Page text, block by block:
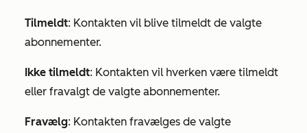
Tilmeldt: Kontakten vil blive tilmeldt de valgte
abonnementer.
Ikke tilmeldt: Kontakten vil hverken være tilmeldt
eller fravalgt de valgte abonnementer.
Fravælg: Kontakten fravælges de valgte